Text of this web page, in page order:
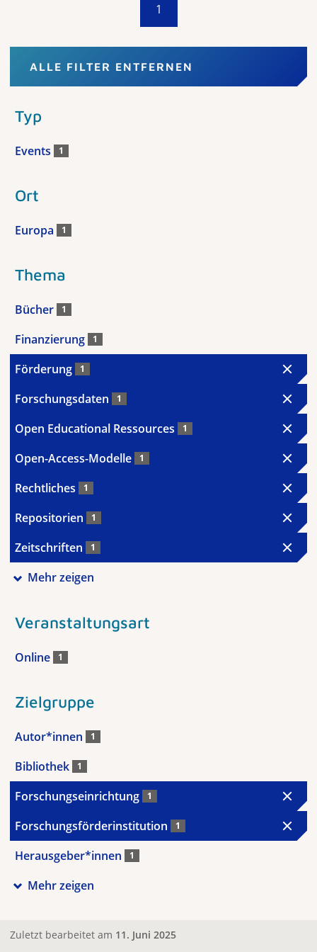
1
ALLE FILTER ENTFERNEN
Typ
Events 1
Ort
Europa 1
Thema
Bücher 1
Finanzierung 1
Förderung 1
Forschungsdaten 1
Open Educational Ressources 1
Open-Access-Modelle 1
Rechtliches 1
Repositorien 1
Zeitschriften 1
Mehr zeigen
Veranstaltungsart
Online 1
Zielgruppe
Autor*innen 1
Bibliothek 1
Forschungseinrichtung 1
Forschungsförderinstitution 1
Herausgeber*innen 1
Mehr zeigen
Zuletzt bearbeitet am 11. Juni 2025